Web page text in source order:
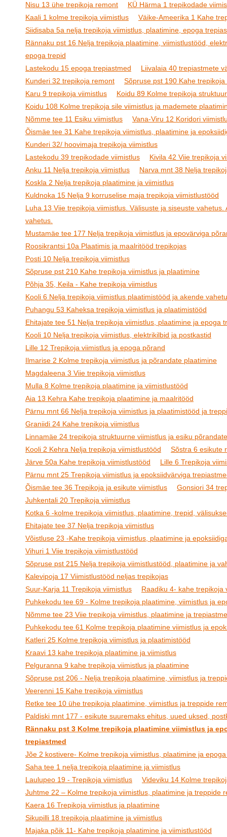
Nisu 13 ühe trepikoja remont
KÜ Härma 1 trepikodade
Kaali 1 kolme trepikoja viimistlus
Väike-Ameerika 1 Kahe
Siidisaba 5a nelja trepikoja viimistlus, plaatimine, epoga
Rännaku pst 16 Nelja trepikoja plaatimine, viimistlustööd,
epoga trepid
Lastekodu 15 epoga trepiastmed
Liivalaia 40 trepiastmete
Kunderi 32 trepikoja remont
Sõpruse pst 190 Kahe
Karu 9 trepikoja viimistlus
Koidu 89 Kolme trepikoja
Koidu 108 Kolme trepikoja sile viimistlus ja mademete
Nõmme tee 11 Esiku viimistlus
Vana-Viru 12 Koridori
Õismäe tee 31 Kahe trepikoja viimistlus, plaatimine ja
Kunderi 32/ hoovimaja trepikoja viimistlus
Lastekodu 39 trepikodade viimistlus
Kivila 42 Viie trepikoja
Anku 11 Nelja trepikoja viimistlus
Narva mnt 38 Nelja
Koskla 2 Nelja trepikoja plaatimine ja viimistlus
Kuldnoka 15 Nelja 9 korruselise maja trepikoja viimistlustööd
Luha 13 Viie trepikoja viimistlus. Välisuste ja siseuste vahetus.
vahetus.
Mustamäe tee 177 Nelja trepikoja viimistlus ja epovärviga
Roosikrantsi 10a Plaatimis ja maalritööd trepikojas
Posti 10 Nelja trepikoja viimistlus
Sõpruse pst 210 Kahe trepikoja viimistlus ja plaatimine
Põhja 35, Keila - Kahe trepikoja viimistlus
Kooli 6 Nelja trepikoja viimistlus plaatimistööd ja akende
Puhangu 53 Kaheksa trepikoja viimistlus ja plaatimistööd
Ehitajate tee 51 Nelja trepikoja viimistlus, plaatimine ja epoga
Kooli 10 Nelja trepikoja viimistlus, elektrikilbid ja postkastid
Lille 12 Trepikoja viimistlus ja epoga põrand
Ilmarise 2 Kolme trepikoja viimistlus ja põrandate plaatimine
Magdaleena 3 Viie trepikoja viimistlus
Mulla 8 Kolme trepikoja plaatimine ja viimistlustööd
Aia 13 Kehra Kahe trepikoja plaatimine ja maalritööd
Pärnu mnt 66 Nelja trepikoja viimistlus ja plaatimistööd ja
Graniidi 24 Kahe trepikoja viimistlus
Linnamäe 24 trepikoja struktuurne viimistlus ja esiku
Kooli 2 Kehra Nelja trepikoja viimistlustööd
Sõstra 6 esikute
Järve 50a Kahe trepikoja viimistlustööd
Lille 6 Trepikoja
Pärnu mnt 25 Trepikoja viimistlus ja epoksiidvärviga
Õismäe tee 36 Trepikoja ja esikute viimistlus
Gonsiori 34
Juhkentali 20 Trepikoja viimistlus
Kotka 6 -kolme trepikoja viimistlus, plaatimine, trepid,
Ehitajate tee 37 Nelja trepikoja viimistlus
Võistluse 23 -Kahe trepikoja viimistlus, plaatimine ja
Vihuri 1 Viie trepikoja viimistlustööd
Sõpruse pst 215 Nelja trepikoja viimistlustööd, plaatimine ja
Kalevipoja 17 Viimistlustööd neljas trepikojas
Suur-Karja 11 Trepikoja viimistlus
Raadiku 4- kahe trepikoja
Puhkekodu tee 69 - Kolme trepikoja plaatimine, viimistlus ja
Nõmme tee 23 Viie trepikoja viimistlus, plaatimine ja
Puhkekodu tee 61 Kolme trepikoja plaatimine viimistlus ja
Katleri 25 Kolme trepikoja viimistlus ja plaatimistööd
Kraavi 13 kahe trepikoja plaatimine ja viimistlus
Pelguranna 9 kahe trepikoja viimistlus ja plaatimine
Sõpruse pst 206 - Nelja trepikoja plaatimine, viimistlus ja
Veerenni 15 Kahe trepikoja viimistlus
Retke tee 10 ühe trepikoja plaatimine, viimistlus ja treppide
Paldiski mnt 177 - esikute suuremaks ehitus, uued uksed,
Rännaku pst 3 Kolme trepikoja plaatimine viimistlus ja
trepiastmed
Jõe 2 kostivere- Kolme trepikoja viimistlus, plaatimine ja
Saha tee 1 nelja trepikoja plaatimine ja viimistlus
Laulupeo 19 - Trepikoja viimistlus
Videviku 14 Kolme
Juhtme 22 – Kolme trepikoja viimistlus, plaatimine ja treppide
Kaera 16 Trepikoja viimistlus ja plaatimine
Sikupilli 18 trepikoja plaatimine ja viimistlus
Majaka põik 11- Kahe trepikoja plaatimine ja viimistlustööd